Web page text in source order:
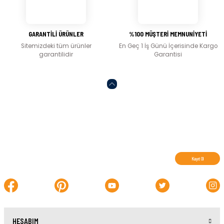
GARANTİLİ ÜRÜNLER
Sitemizdeki tüm ürünler
garantilidir
%100 MÜŞTERİ MEMNUNİYETİ
En Geç 1 İş Günü İçerisinde Kargo
Garantisi
Kayıt Ol
HESABIM